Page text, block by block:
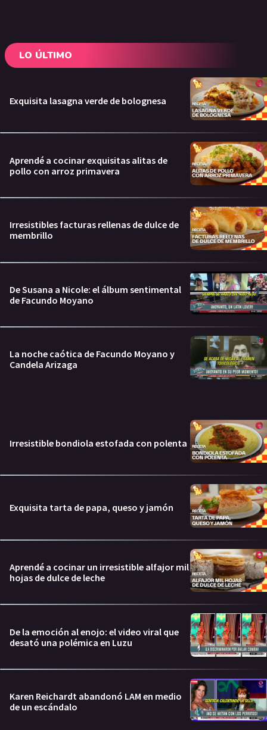
LO ÚLTIMO
Exquisita lasagna verde de bolognesa
Aprendé a cocinar exquisitas alitas de
pollo con arroz primavera
Irresistibles facturas rellenas de dulce de
membrillo
De Susana a Nicole: el álbum sentimental
de Facundo Moyano
La noche caótica de Facundo Moyano y
Candela Arizaga
Irresistible bondiola estofada con polenta
Exquisita tarta de papa, queso y jamón
Aprendé a cocinar un irresistible alfajor mil
hojas de dulce de leche
De la emoción al enojo: el video viral que
desató una polémica en Luzu
Karen Reichardt abandonó LAM en medio
de un escándalo